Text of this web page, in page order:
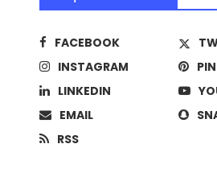
FACEBOOK
INSTAGRAM
LINKEDIN
EMAIL
RSS